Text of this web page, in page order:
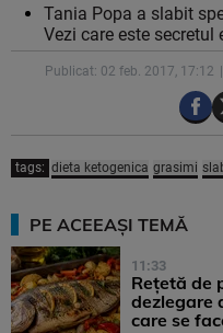
Tania Popa a slabit
Vezi care este secretul
Publicat: 02 feb. 2017, 17:12
tags: dieta ketogenica grasimi
PE ACEEAȘI TEMĂ
11:33
Rețetă de
dezlegare
care se